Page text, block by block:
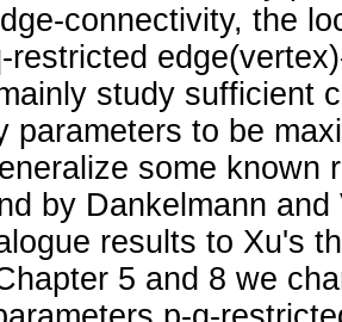
connectivity, the
restricted
study sufficient
parameters to be
some known
by Dankelmann
results to Xu's
5 and 8 we